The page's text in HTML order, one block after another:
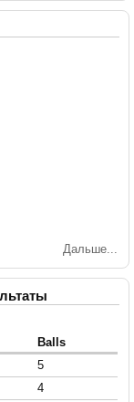
Дальше...
Balls
5
4